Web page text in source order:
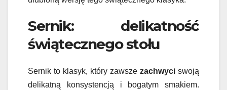
Sernik: delikatność
świątecznego stołu
Sernik to klasyk, który zawsze zachwyci swoją
delikatną konsystencją i bogatym smakiem.